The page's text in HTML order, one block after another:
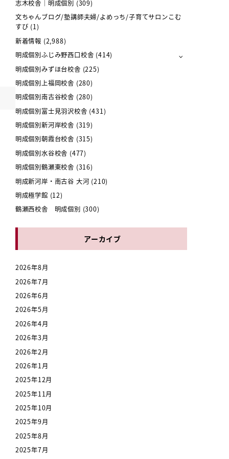
志木校舎｜明成個別 (309)
文ちゃんブログ/塾講師夫婦/よめっち/子育てサロンこむ
すび (1)
新着情報 (2,988)
明成個別ふじみ野西口校舎 (414)
明成個別みずほ台校舎 (225)
明成個別上福岡校舎 (280)
明成個別南古谷校舎 (280)
明成個別富士見羽沢校舎 (431)
明成個別新河岸校舎 (319)
明成個別朝霞台校舎 (315)
明成個別水谷校舎 (477)
明成個別鶴瀬東校舎 (316)
明成新河岸・南古谷 大河 (210)
明成極学館 (12)
鶴瀬西校舎 明成個別 (300)
アーカイブ
2026年8月
2026年7月
2026年6月
2026年5月
2026年4月
2026年3月
2026年2月
2026年1月
2025年12月
2025年11月
2025年10月
2025年9月
2025年8月
2025年7月